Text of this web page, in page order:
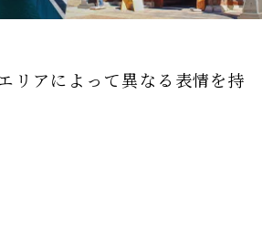
リアによって異なる表情を持